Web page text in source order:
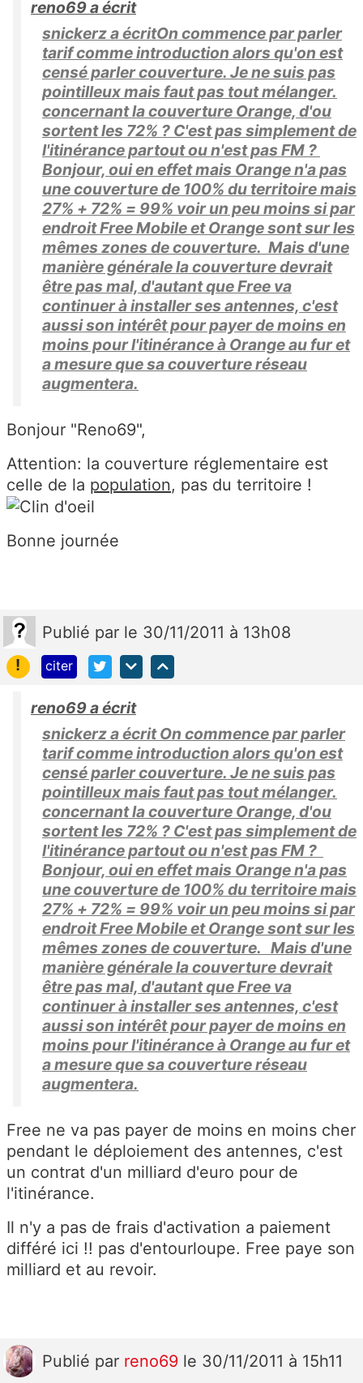
reno69 a écrit
snickerz a écritOn commence par parler
tarif comme introduction alors qu'on est
censé parler couverture. Je ne suis pas
pointilleux mais faut pas tout mélanger.
concernant la couverture Orange, d'ou
sortent les 72% ? C'est pas simplement de
l'itinérance partout ou n'est pas FM ?
Bonjour, oui en effet mais Orange n'a pas
une couverture de 100% du territoire mais
27% + 72% = 99% voir un peu moins si par
endroit Free Mobile et Orange sont sur les
mêmes zones de couverture. Mais d'une
manière générale la couverture devrait
être pas mal, d'autant que Free va
continuer à installer ses antennes, c'est
aussi son intérêt pour payer de moins en
moins pour l'itinérance à Orange au fur et
a mesure que sa couverture réseau
augmentera.
Bonjour "Reno69",
Attention: la couverture réglementaire est
celle de la population, pas du territoire !
Bonne journée
Publié par le 30/11/2011 à 13h08
!
citer
reno69 a écrit
snickerz a écrit On commence par parler
tarif comme introduction alors qu'on est
censé parler couverture. Je ne suis pas
pointilleux mais faut pas tout mélanger.
concernant la couverture Orange, d'ou
sortent les 72% ? C'est pas simplement de
l'itinérance partout ou n'est pas FM ?
Bonjour, oui en effet mais Orange n'a pas
une couverture de 100% du territoire mais
27% + 72% = 99% voir un peu moins si par
endroit Free Mobile et Orange sont sur les
mêmes zones de couverture. Mais d'une
manière générale la couverture devrait
être pas mal, d'autant que Free va
continuer à installer ses antennes, c'est
aussi son intérêt pour payer de moins en
moins pour l'itinérance à Orange au fur et
a mesure que sa couverture réseau
augmentera.
Free ne va pas payer de moins en moins cher
pendant le déploiement des antennes, c'est
un contrat d'un milliard d'euro pour de
l'itinérance.
Il n'y a pas de frais d'activation a paiement
différé ici !! pas d'entourloupe. Free paye son
milliard et au revoir.
Publié par reno69 le 30/11/2011 à 15h11